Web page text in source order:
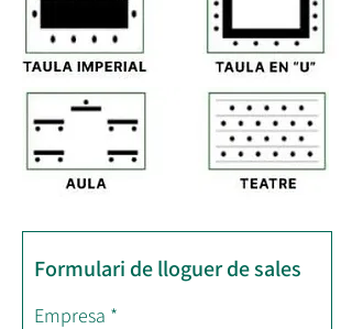
Formulari de lloguer de sales
Empresa